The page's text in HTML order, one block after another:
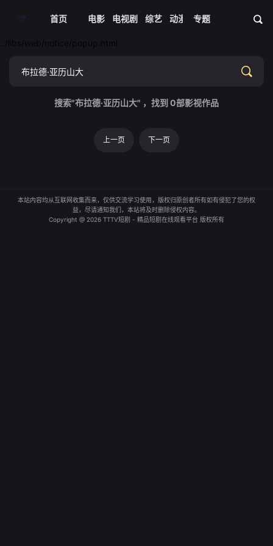
首页 电影 电视剧 综艺 动漫 短剧大全 资
专题
搜索"布拉德·亚历山大" ，找到 0部影视作品
上一页 下一页
本站内容均从互联网收集而来，仅供交流学习使用，版权归原创者所有如有侵犯了您的权
益，尽请通知我们，本站将及时删除侵权内容。
Copyright @ 2026 TTTV短剧 - 精品短剧在线观看平台 版权所有